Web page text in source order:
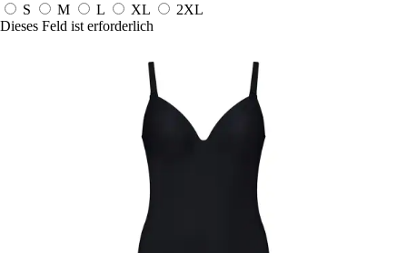
S M L XL
2XL
Dieses Feld ist erforderlich